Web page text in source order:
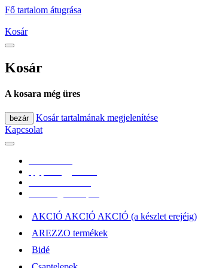
Fő tartalom átugrása
Kosár
Kosár
A kosara még üres
bezár
Kosár tartalmának megjelenítése
Kapcsolat
AKCIÓ AKCIÓ AKCIÓ (a készlet erejéig)
AREZZO termékek
Bidé